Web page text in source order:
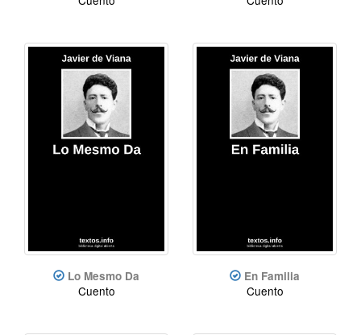
Lo Mesmo Da
Cuento
En Familia
Cuento